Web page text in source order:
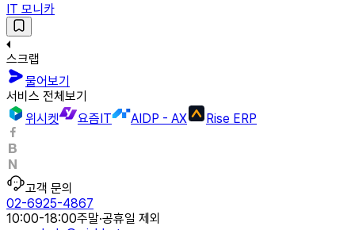
IT 모니카
스크랩
물어보기
서비스 전체보기
위시켓
요즘IT AIDP - AX Rise ERP
고객 문의
02-6925-4867
10:00-18:00주말·공휴일 제외